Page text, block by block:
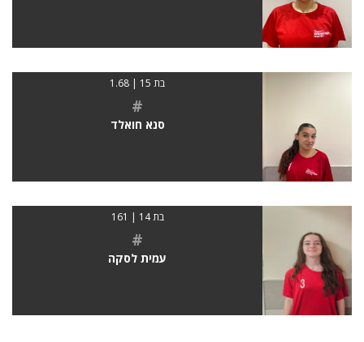
בת 15 | 1.68
#
סנא חואלד
בת 14 | 161
#
עמית לסקה